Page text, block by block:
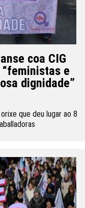
coa CIG
e
dignidade”
que deu lugar ao 8